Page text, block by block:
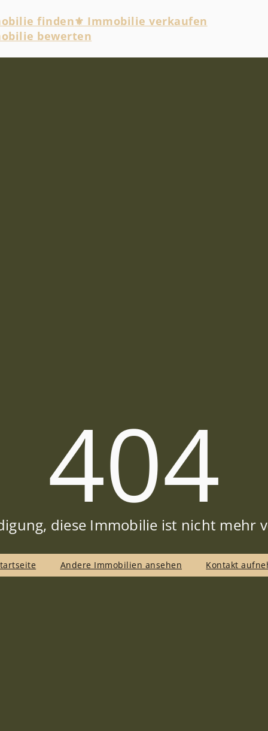
finden⚜ Immobilie verkaufen
bewerten
404
diese Immobilie ist nicht mehr
Andere Immobilien ansehen Kontakt